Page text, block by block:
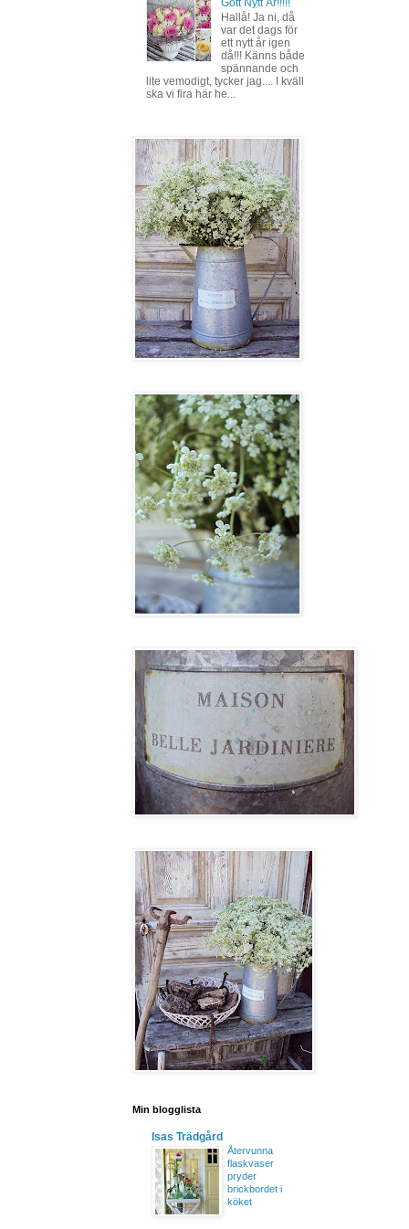
Gott Nytt År!!!!!
Hallå! Ja ni, då
var det dags för
ett nytt år igen
då!!! Känns både
spännande och
lite vemodigt, tycker jag.... I kväll
ska vi fira här he...
Min blogglista
Isas Trädgård
Återvunna
flaskvaser
pryder
brickbordet i
köket